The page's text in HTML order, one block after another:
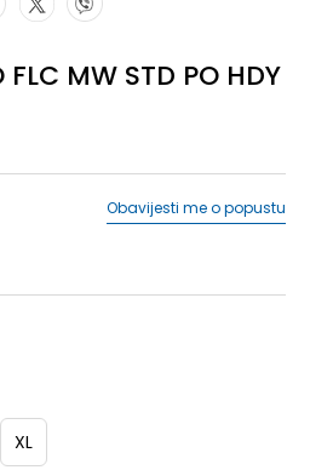
MW STD PO HDY
Obavijesti me o popustu
XL